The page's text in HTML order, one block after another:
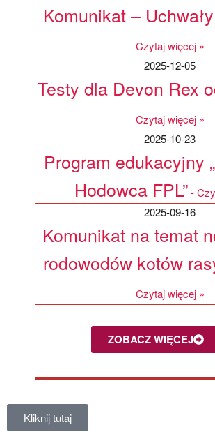
Komunikat –
Testy dla Devon Rex
2025-12-05
Program edukacyjny
Hodowca FPL”
2025-10-23
Komunikat na temat
rodowodów kotów
2025-09-16
ZOBACZ WIĘCEJ
Kliknij tutaj